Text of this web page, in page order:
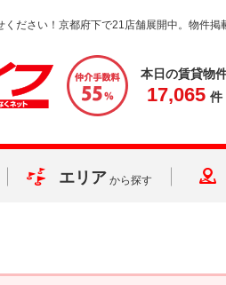
ださい！京都府下で21店舗展開中。物件掲
本日の賃貸物
17,065 件
エリア から探す